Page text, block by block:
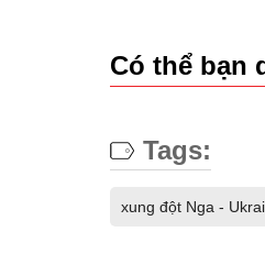
Có thể bạn
Tags:
xung đột Nga -